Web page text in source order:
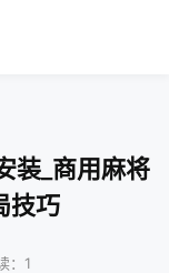
装_商用麻将
技巧
：1